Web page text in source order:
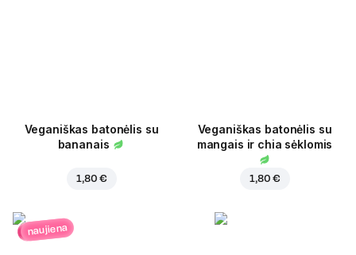
Veganiškas batonėlis su
bananais
1,80 €
Veganiškas batonėlis su
mangais ir chia sėklomis
1,80 €
naujiena